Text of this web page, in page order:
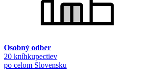
Osobný odber
20 kníhkupectiev
po celom Slovensku